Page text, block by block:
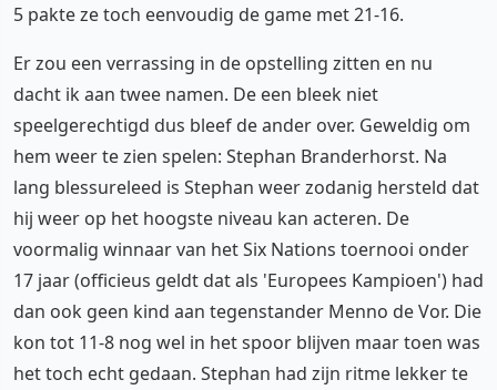
5 pakte ze toch eenvoudig de game met 21-16.
Er zou een verrassing in de opstelling zitten en nu
dacht ik aan twee namen. De een bleek niet
speelgerechtigd dus bleef de ander over. Geweldig om
hem weer te zien spelen: Stephan Branderhorst. Na
lang blessureleed is Stephan weer zodanig hersteld dat
hij weer op het hoogste niveau kan acteren. De
voormalig winnaar van het Six Nations toernooi onder
17 jaar (officieus geldt dat als 'Europees Kampioen') had
dan ook geen kind aan tegenstander Menno de Vor. Die
kon tot 11-8 nog wel in het spoor blijven maar toen was
het toch echt gedaan. Stephan had zijn ritme lekker te